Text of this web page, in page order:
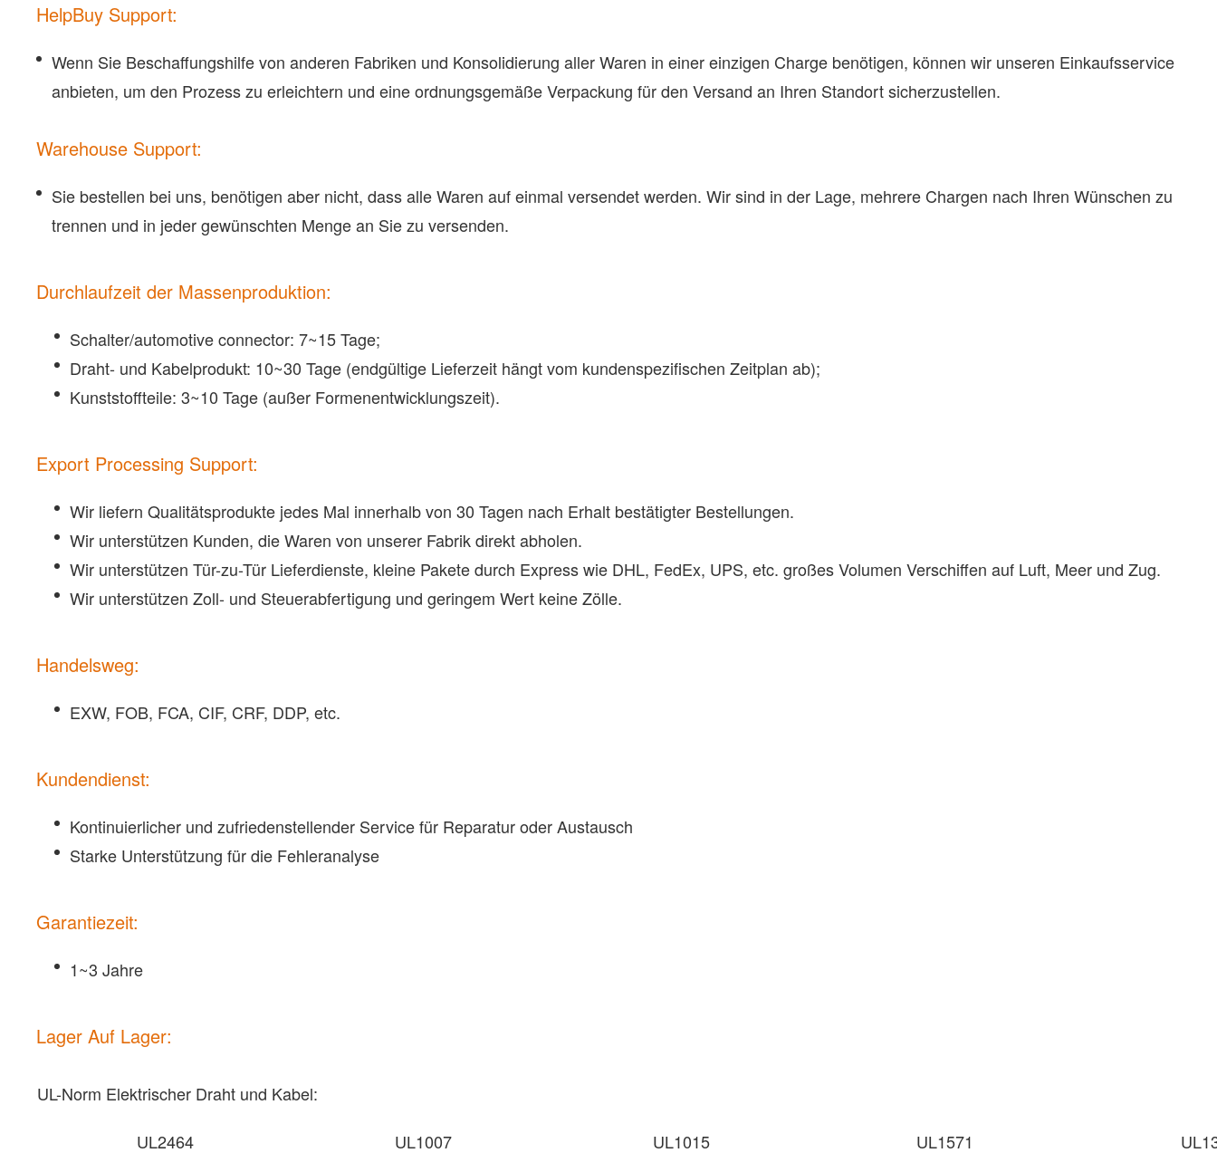
HelpBuy Support:
Wenn Sie Beschaffungshilfe von anderen Fabriken und Konsolidierung aller Waren in einer einzigen Charge benötigen, können wir unseren Einkaufsservice
anbieten, um den Prozess zu erleichtern und eine ordnungsgemäße Verpackung für den Versand an Ihren Standort sicherzustellen.
Warehouse Support:
Sie bestellen bei uns, benötigen aber nicht, dass alle Waren auf einmal versendet werden. Wir sind in der Lage, mehrere Chargen nach Ihren Wünschen zu
trennen und in jeder gewünschten Menge an Sie zu versenden.
Durchlaufzeit der Massenproduktion:
Schalter/automotive connector: 7~15 Tage;
Draht- und Kabelprodukt: 10~30 Tage (endgültige Lieferzeit hängt vom kundenspezifischen Zeitplan ab);
Kunststoffteile: 3~10 Tage (außer Formenentwicklungszeit).
Export Processing Support:
Wir liefern Qualitätsprodukte jedes Mal innerhalb von 30 Tagen nach Erhalt bestätigter Bestellungen.
Wir unterstützen Kunden, die Waren von unserer Fabrik direkt abholen.
Wir unterstützen Tür-zu-Tür Lieferdienste, kleine Pakete durch Express wie DHL, FedEx, UPS, etc. großes Volumen Verschiffen auf Luft, Meer und Zug.
Wir unterstützen Zoll- und Steuerabfertigung und geringem Wert keine Zölle.
Handelsweg:
EXW, FOB, FCA, CIF, CRF, DDP, etc.
Kundendienst:
Kontinuierlicher und zufriedenstellender Service für Reparatur oder Austausch
Starke Unterstützung für die Fehleranalyse
Garantiezeit:
1~3 Jahre
Lager Auf Lager:
UL-Norm Elektrischer Draht und Kabel:
UL2464 UL1007 UL1015 UL1571